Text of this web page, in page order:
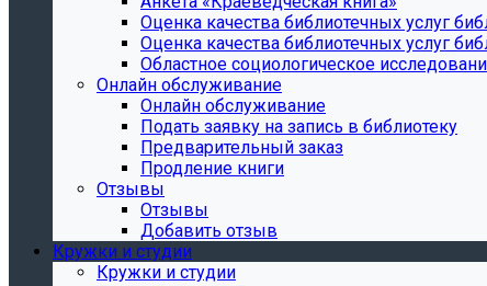
Oценка качества библиотечных услуг
Oценка качества библиотечных услуг
Областное социологическое
Онлайн обслуживание
Онлайн обслуживание
Подать заявку на запись в библиотеку
Предварительный заказ
Продление книги
Отзывы
Отзывы
Добавить отзыв
Кружки и студии
Кружки и студии